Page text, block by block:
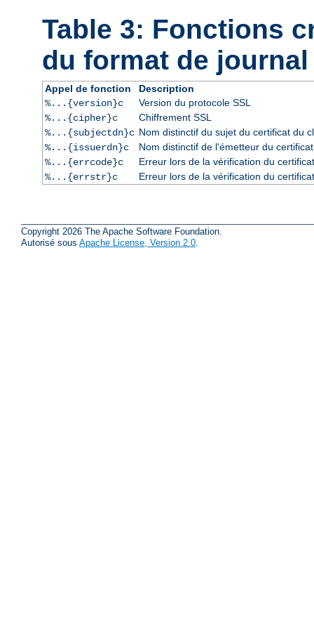
Table 3: Fonctions
du format de
Appel de fonction
Description
%...{version}c
Version du protocole SSL
%...{cipher}c
Chiffrement SSL
%...{subjectdn}c Nom distinctif du sujet du certificat du
%...{issuerdn}c
Nom distinctif de l'émetteur du
%...{errcode}c
Erreur lors de la vérification du
%...{errstr}c
Erreur lors de la vérification du
Copyright 2026 The Apache Software Foundation.
Autorisé sous Apache License, Version 2.0.